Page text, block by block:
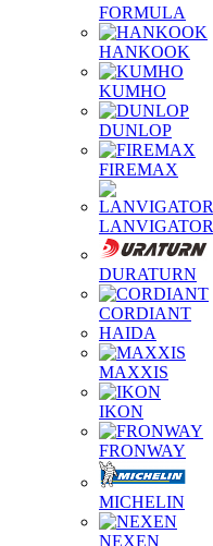
FORMULA
HANKOOK
KUMHO
DUNLOP
FIREMAX
LANVIGATOR
DURATURN
CORDIANT
HAIDA
MAXXIS
IKON
FRONWAY
MICHELIN
NEXEN